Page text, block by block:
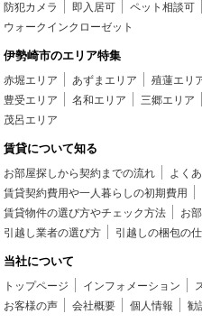
防犯カメラ
即入居可 ペット相談可
ウォークインクローゼット
伊勢崎市のエリア特集
赤堀エリア あずまエリア 殖蓮エリ
豊受エリア
名和エリア 三郷エリア
茂呂エリア
賃貸について知る
お部屋探しから契約までの流れ よく
賃貸契約費用や一人暮らしの初期費用
賃貸物件の選び方やチェック方法
お
引越し業者の選び方
引越しの梱包の
当社について
トップページ インフォメーション
お客様の声
会社概要 個人情報 勧